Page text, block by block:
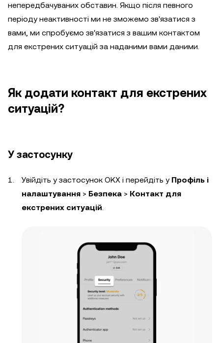
непередбачуваних обставин. Якщо після певного
періоду неактивності ми не зможемо зв'язатися з
вами, ми спробуємо зв'язатися з вашим контактом
для екстрених ситуацій за наданими вами даними.
Як додати контакт для екстрених
ситуацій?
У застосунку
Увійдіть у застосунок OKX і перейдіть у Профіль і
налаштування > Безпека > Контакт для
екстрених ситуацій.